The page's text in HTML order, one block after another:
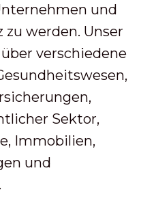
und
zu werden. Unser
verschiedene
Sektor,
Immobilien,
und